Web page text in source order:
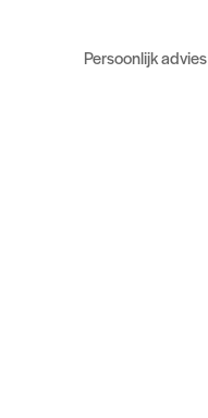
Persoonlijk advies